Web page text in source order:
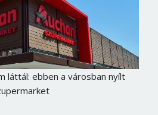
láttál: ebben a városban nyílt